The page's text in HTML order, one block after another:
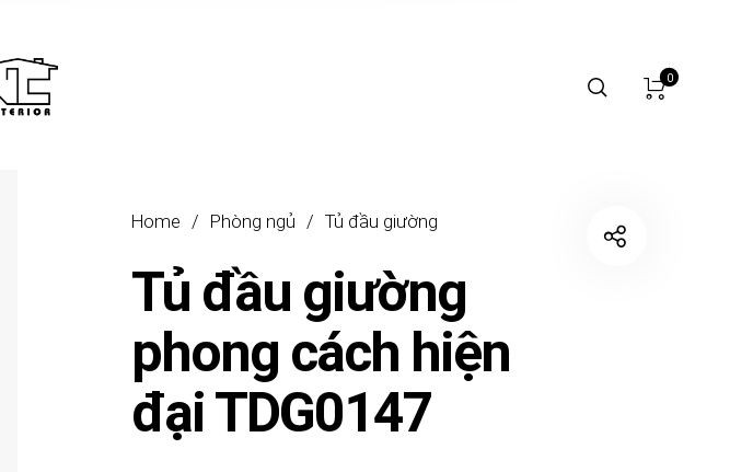
0
Home / Phòng ngủ / Tủ đầu giường
Tủ đầu giường
phong cách hiện
đại TDG0147